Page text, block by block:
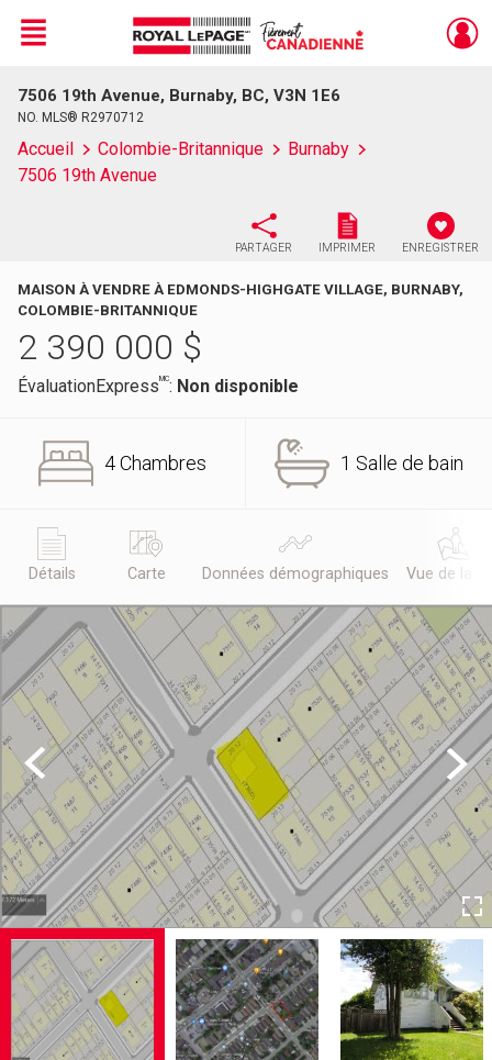
Live
En Direct
Menu
7506 19th Avenue, Burnaby, BC, V3N 1E6
NO. MLS® R2970712
Accueil Colombie-Britannique
Burnaby
7506 19th Avenue
PARTAGER IMPRIMER ENREGISTRER
MAISON À VENDRE À EDMONDS-HIGHGATE VILLAGE, BURNABY,
COLOMBIE-BRITANNIQUE
2 390 000 $
ÉvaluationExpressMC: Non disponible
4 Chambres 1 Salle de bain
Détails Carte Données démographiques Vue de la
Previous Next